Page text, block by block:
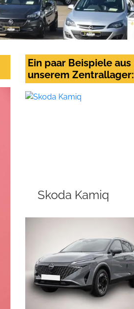
Ein paar Beispiele aus
unserem Zentrallager:
Skoda Kamiq